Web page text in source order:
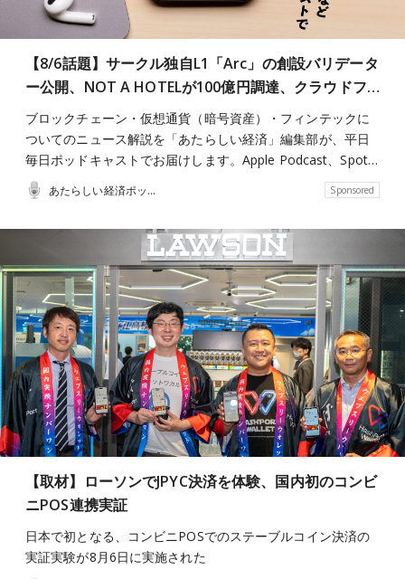
【8/6話題】サークル独自L1「Arc」の創設バリデータ
ー公開、NOT A HOTELが100億円調達、クラウドフ…
ブロックチェーン・仮想通貨（暗号資産）・フィンテックに
ついてのニュース解説を「あたらしい経済」編集部が、平日
毎日ポッドキャストでお届けします。Apple Podcast、Spot…
あたらしい経済ポッドキャスト Sponsored
【取材】ローソンでJPYC決済を体験、国内初のコンビ
ニPOS連携実証
日本で初となる、コンビニPOSでのステーブルコイン決済の
実証実験が8月6日に実施された